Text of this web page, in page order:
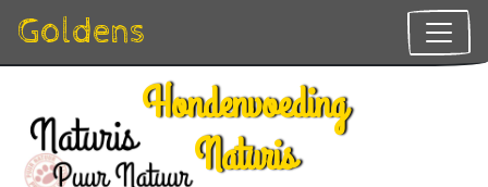
en
naar
de
Goldens
Headerfotovoeding
Hondenvoeding
Naturis